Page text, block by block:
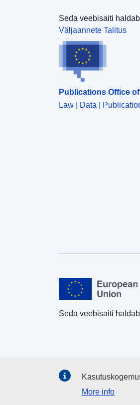
Seda veebisaiti haldab
Väljaannete Talitus
Publications Office
Law | Data |
Seda veebisaiti haldab
More info